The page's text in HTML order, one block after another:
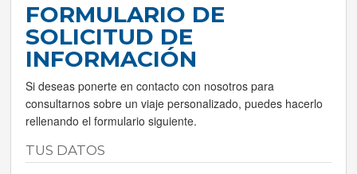
FORMULARIO DE
SOLICITUD DE
INFORMACIÓN
Si deseas ponerte en contacto con nosotros para
consultarnos sobre un viaje personalizado, puedes hacerlo
rellenando el formulario siguiente.
TUS DATOS